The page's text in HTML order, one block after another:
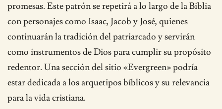
promesas. Este patrón se repetirá a lo largo de la Biblia
con personajes como Isaac, Jacob y José, quienes
continuarán la tradición del patriarcado y servirán
como instrumentos de Dios para cumplir su propósito
redentor. Una sección del sitio «Evergreen» podría
estar dedicada a los arquetipos bíblicos y su relevancia
para la vida cristiana.